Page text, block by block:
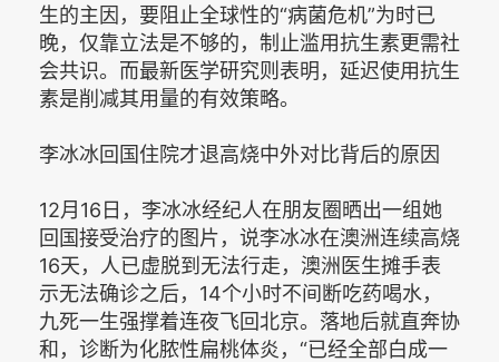
生的主因，要阻止全球性的“病菌危机”为时已
晚，仅靠立法是不够的，制止滥用抗生素更需社
会共识。而最新医学研究则表明，延迟使用抗生
素是削减其用量的有效策略。
李冰冰回国住院才退高烧中外对比背后的原因
12月16日，李冰冰经纪人在朋友圈晒出一组她
回国接受治疗的图片，说李冰冰在澳洲连续高烧
16天，人已虚脱到无法行走，澳洲医生摊手表
示无法确诊之后，14个小时不间断吃药喝水，
九死一生强撑着连夜飞回北京。落地后就直奔协
和，诊断为化脓性扁桃体炎，“已经全部白成一